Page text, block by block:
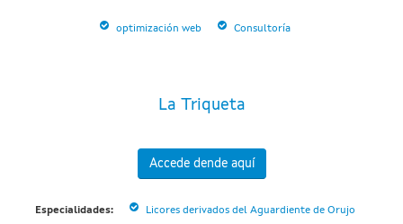
optimización web Consultoría
La Triqueta
Accede dende aquí
Especialidades: Licores derivados del Aguardiente de Orujo